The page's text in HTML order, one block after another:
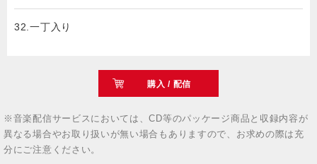
32.一丁入り
購入 / 配信
※音楽配信サービスにおいては、CD等のパッケージ商品と収録内容が
異なる場合やお取り扱いが無い場合もありますので、お求めの際は充
分にご注意ください。